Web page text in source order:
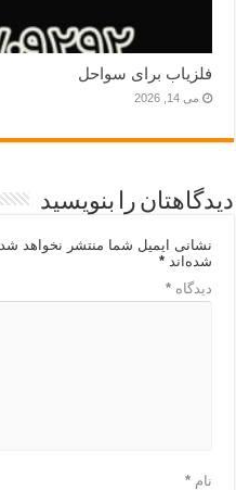
فلزیاب برای سواحل
می 14, 2026
دیدگاهتان را بنویسید
نشانی ایمیل شما منتشر نخواهد شد.
شده‌اند*
دیدگاه*
نام*